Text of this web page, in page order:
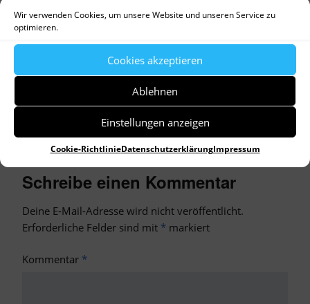
Wir verwenden Cookies, um unsere Website und unseren Service zu
optimieren.
Cookies akzeptieren
Ablehnen
Einstellungen anzeigen
Cookie-RichtlinieDatenschutzerklärungImpressum
Ist Mary Poppins eine
Mittsommer-Blues
Schreibe einen Kommentar
Deine E-Mail-Adresse wird nicht veröffentlicht.
Erforderliche Felder sind mit * markiert
Kommentar *